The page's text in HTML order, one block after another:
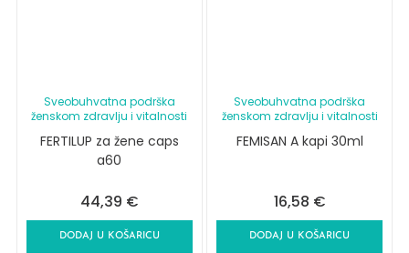
Sveobuhvatna podrška
ženskom zdravlju i vitalnosti
FERTILUP za žene caps
a60
44,39 €
DODAJ U KOŠARICU
Sveobuhvatna podrška
ženskom zdravlju i vitalnosti
FEMISAN A kapi 30ml
16,58 €
DODAJ U KOŠARICU